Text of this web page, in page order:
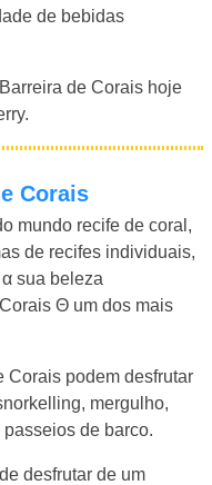
de bebidas
de Corais hoje
Corais
mundo recife de coral,
de recifes individuais,
sua beleza
Θ um dos mais
Corais podem desfrutar
mergulho,
de barco.
desfrutar de um